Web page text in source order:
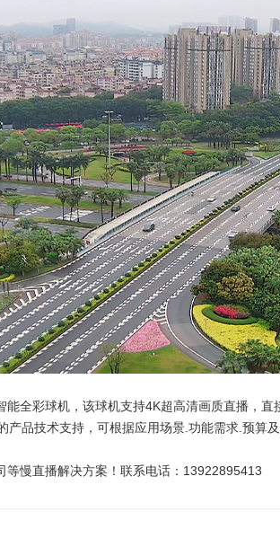
能全彩球机，该球机支持4K超高清画质直播，
产品技术支持，可根据应用场景.功能需求.预算
等慢直播解决方案！联系电话：13922895413